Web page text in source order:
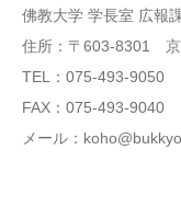
佛教大学 学長室 広報
住所：〒603-8301 京
TEL：075-493-9050
FAX：075-493-9040
メール：